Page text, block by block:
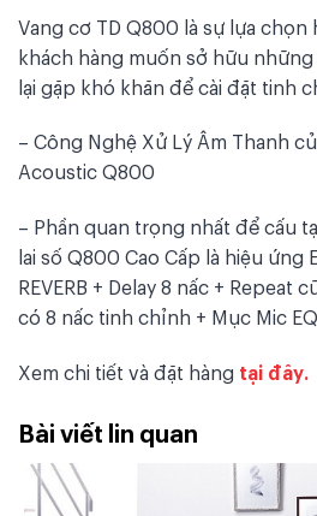
Vang cơ TD Q800 là sự lựa chọn
khách hàng muốn sở hữu
lại gặp khó khăn để cài đặt tinh
– Công Nghệ Xử Lý Âm Thanh
Acoustic Q800
– Phần quan trọng nhất để cấu
lai số Q800 Cao Cấp là hiệu ứng
REVERB + Delay 8 nấc + Repeat
có 8 nấc tinh chỉnh + Mục Mic
Xem chi tiết và đặt hàng tại đây.
Bài viết lin quan